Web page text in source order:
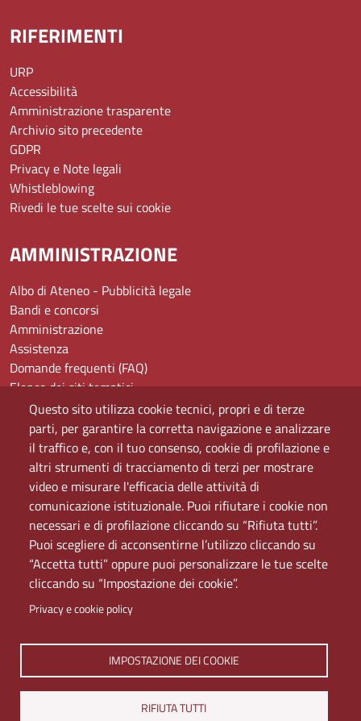
Questo sito utilizza cookie tecnici, propri e di terze
parti, per garantire la corretta navigazione e analizzare
il traffico e, con il tuo consenso, cookie di profilazione e
altri strumenti di tracciamento di terzi per mostrare
video e misurare l'efficacia delle attività di
comunicazione istituzionale. Puoi rifiutare i cookie non
necessari e di profilazione cliccando su “Rifiuta tutti”.
Puoi scegliere di acconsentirne l’utilizzo cliccando su
“Accetta tutti” oppure puoi personalizzare le tue scelte
cliccando su “Impostazione dei cookie”.
Privacy e cookie policy
IMPOSTAZIONE DEI COOKIE
RIFIUTA TUTTI
RIFERIMENTI
URP
Accessibilità
Amministrazione trasparente
Archivio sito precedente
GDPR
Privacy e Note legali
Whistleblowing
Rivedi le tue scelte sui cookie
AMMINISTRAZIONE
Albo di Ateneo - Pubblicità legale
Bandi e concorsi
Amministrazione
Assistenza
Domande frequenti (FAQ)
Elenco dei siti tematici
Mappa del sito
PEC
Rete Wi-Fi Eduroam
Servizio Proxy
Guida all’uso del portale
Università di Napoli L'Orientale. Palazzo Du Mesnil -
Via Chiatamone 61/62 - 80121 Napoli
Tel. +390816909000 | Partita IVA 00297640633 | PEC: